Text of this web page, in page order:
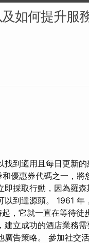
如何提升服
到適用且每日更新
優惠券代碼之一，將
採取行動，因為羅
到達源頭。 1961 年
，它就一直在等待徒
立成功的酒店業務
告策略。 參加社交